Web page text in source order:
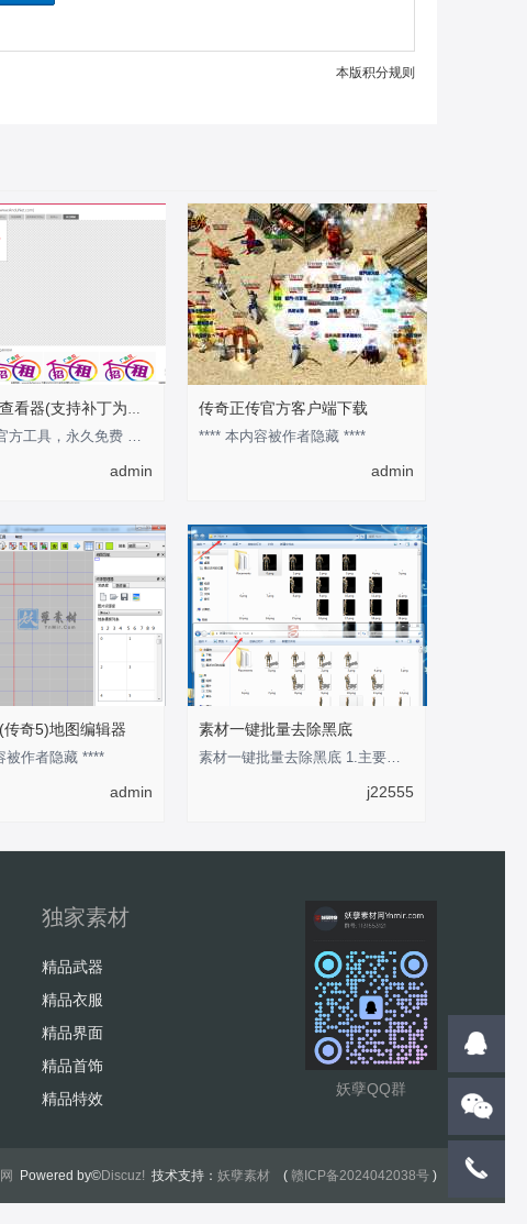
本版积分规则
安度地图查看器(支持补丁为图片模式)
此工具为官方工具，永久免费 作为预览地图的工具还是不错的 优点是可以快速的知道某张
admin
传奇正传官方客户端下载
**** 本内容被作者隐藏 ****
admin
奇5)地图编辑器
被作者隐藏 ****
admin
素材一键批量去除黑底
素材一键批量去除黑底 1.主要用于将传奇类纯黑色背景素材转换为透明背景的PNG格式素材
j22555
独家素材
精品武器
精品衣服
精品界面
精品首饰
精品特效
妖孽QQ群
Powered by©Discuz! 技术支持： 妖孽素材 ( 赣ICP备2024042038号 )